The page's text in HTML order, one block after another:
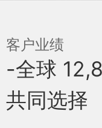
客户业绩
-全球
共同选择